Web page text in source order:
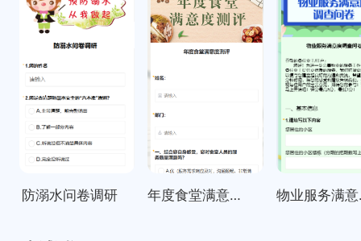
防溺水问卷调研 年度食堂满意度测评 物